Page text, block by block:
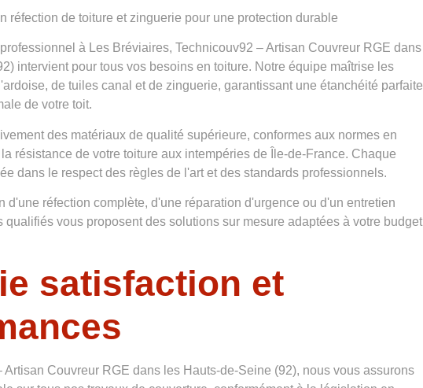
réfection de toiture et zinguerie pour une protection durable
à Les Bréviaires, Technicouv92 – Artisan Couvreur RGE dans
intervient pour tous vos besoins en toiture. Notre équipe maîtrise les
de tuiles canal et de zinguerie, garantissant une étanchéité parfaite
de votre toit.
des matériaux de qualité supérieure, conformes aux normes en
résistance de votre toiture aux intempéries de Île-de-France. Chaque
dans le respect des règles de l'art et des standards professionnels.
d'une réfection complète, d'une réparation d'urgence ou d'un entretien
qualifiés vous proposent des solutions sur mesure adaptées à votre budget
satisfaction et
Artisan Couvreur RGE dans les Hauts-de-Seine (92), nous vous assurons